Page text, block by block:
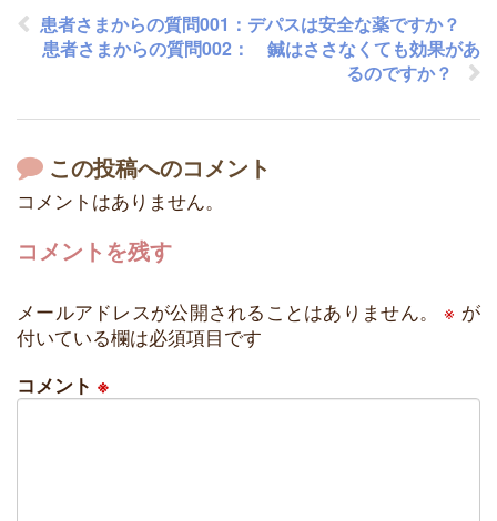
患者さまからの質問001：デパスは安全な薬ですか？
患者さまからの質問002： 鍼はささなくても効果があ
るのですか？
この投稿へのコメント
コメントはありません。
コメントを残す
メールアドレスが公開されることはありません。 ※ が
付いている欄は必須項目です
コメント ※